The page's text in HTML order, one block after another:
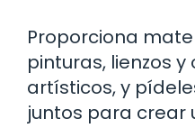
Proporciona
pinturas, lienzos
artísticos, y
juntos para crear